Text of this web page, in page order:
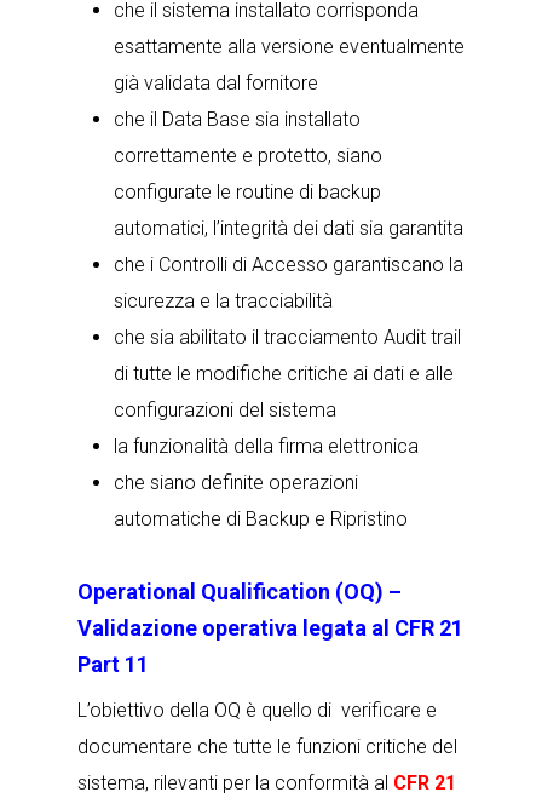
che il sistema installato corrisponda
esattamente alla versione eventualmente
già validata dal fornitore
che il Data Base sia installato
correttamente e protetto, siano
configurate le routine di backup
automatici, l’integrità dei dati sia garantita
che i Controlli di Accesso garantiscano la
sicurezza e la tracciabilità
che sia abilitato il tracciamento Audit trail
di tutte le modifiche critiche ai dati e alle
configurazioni del sistema
la funzionalità della firma elettronica
che siano definite operazioni
automatiche di Backup e Ripristino
Operational Qualification (OQ) –
Validazione operativa legata al CFR 21
Part 11
L’obiettivo della OQ è quello di verificare e
documentare che tutte le funzioni critiche del
sistema, rilevanti per la conformità al CFR 21